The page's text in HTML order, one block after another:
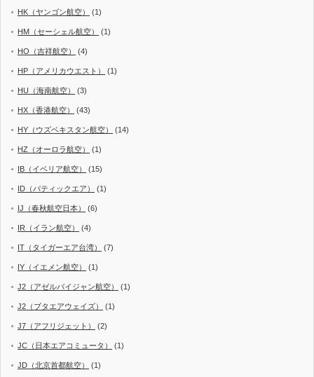
HK（ヤンゴン航空） (1)
HM（セーシェル航空） (1)
HO（吉祥航空） (4)
HP（アメリカウエスト） (1)
HU（海南航空） (3)
HX（香港航空） (43)
HY（ウズベキスタン航空） (14)
HZ（オーロラ航空） (1)
IB（イベリア航空） (15)
ID（バティックエア） (1)
IJ（春秋航空日本） (6)
IR（イラン航空） (4)
IT（タイガーエア台湾） (7)
IY（イエメン航空） (1)
J2（アゼルバイジャン航空） (1)
J2（ブタエアウェイズ） (1)
J7（アフリジェット） (2)
JC（日本エアコミュータ） (1)
JD（北京首都航空） (1)